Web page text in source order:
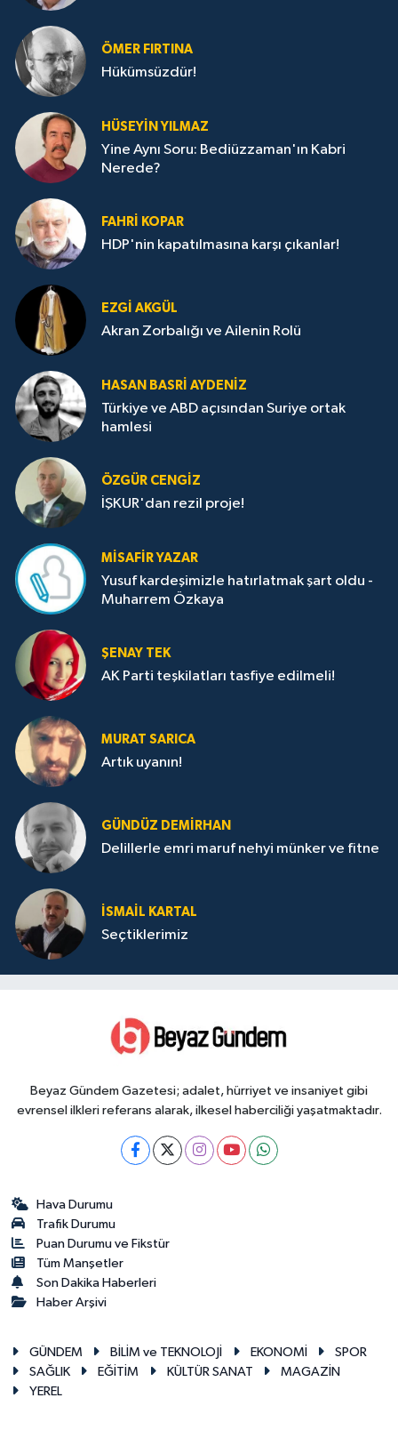
ÖMER FIRTINA
Hükümsüzdür!
HÜSEYIN YILMAZ
Yine Aynı Soru: Bediüzzaman'ın Kabri
Nerede?
FAHRI KOPAR
HDP'nin kapatılmasına karşı çıkanlar!
EZGI AKGÜL
Akran Zorbalığı ve Ailenin Rolü
HASAN BASRI AYDENIZ
Türkiye ve ABD açısından Suriye ortak
hamlesi
ÖZGÜR CENGIZ
İŞKUR'dan rezil proje!
MISAFIR YAZAR
Yusuf kardeşimizle hatırlatmak şart oldu -
Muharrem Özkaya
ŞENAY TEK
AK Parti teşkilatları tasfiye edilmeli!
MURAT SARICA
Artık uyanın!
GÜNDÜZ DEMIRHAN
Delillerle emri maruf nehyi münker ve fitne
İSMAIL KARTAL
Seçtiklerimiz
Beyaz Gündem Gazetesi; adalet, hürriyet ve insaniyet gibi
evrensel ilkleri referans alarak, ilkesel haberciliği yaşatmaktadır.
Hava Durumu
Trafik Durumu
Puan Durumu ve Fikstür
Tüm Manşetler
Son Dakika Haberleri
Haber Arşivi
GÜNDEM BİLİM ve TEKNOLOJİ EKONOMİ
SPOR
SAĞLIK
EĞİTİM KÜLTÜR SANAT
MAGAZİN
YEREL